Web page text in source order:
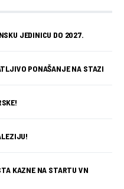
JEDINICU DO 2027.
PONAŠANJE NA STAZI
KAZNE NA STARTU VN